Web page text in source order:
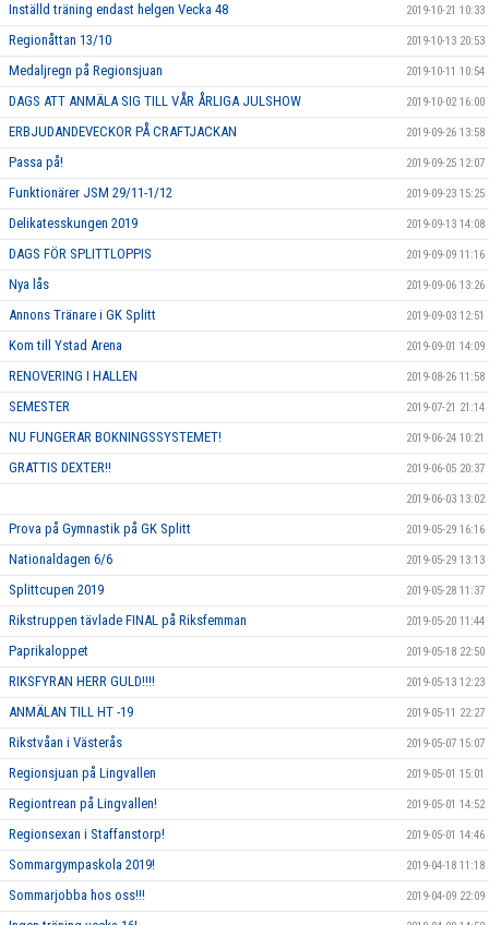
Inställd träning endast helgen Vecka 48 2019-10-21 10:33
Regionåttan 13/10 2019-10-13 20:53
Medaljregn på Regionsjuan 2019-10-11 10:54
DAGS ATT ANMÄLA SIG TILL VÅR ÅRLIGA JULSHOW 2019-10-02 16:00
ERBJUDANDEVECKOR PÅ CRAFTJACKAN 2019-09-26 13:58
Passa på! 2019-09-25 12:07
Funktionärer JSM 29/11-1/12 2019-09-23 15:25
Delikatesskungen 2019 2019-09-13 14:08
DAGS FÖR SPLITTLOPPIS 2019-09-09 11:16
Nya lås 2019-09-06 13:26
Annons Tränare i GK Splitt 2019-09-03 12:51
Kom till Ystad Arena 2019-09-01 14:09
RENOVERING I HALLEN 2019-08-26 11:58
SEMESTER 2019-07-21 21:14
NU FUNGERAR BOKNINGSSYSTEMET! 2019-06-24 10:21
GRATTIS DEXTER!! 2019-06-05 20:37
2019-06-03 13:02
Prova på Gymnastik på GK Splitt 2019-05-29 16:16
Nationaldagen 6/6 2019-05-29 13:13
Splittcupen 2019 2019-05-28 11:37
Rikstruppen tävlade FINAL på Riksfemman 2019-05-20 11:44
Paprikaloppet 2019-05-18 22:50
RIKSFYRAN HERR GULD!!!! 2019-05-13 12:23
ANMÄLAN TILL HT -19 2019-05-11 22:27
Rikstvåan i Västerås 2019-05-07 15:07
Regionsjuan på Lingvallen 2019-05-01 15:01
Regiontrean på Lingvallen! 2019-05-01 14:52
Regionsexan i Staffanstorp! 2019-05-01 14:46
Sommargympaskola 2019! 2019-04-18 11:18
Sommarjobba hos oss!!! 2019-04-09 22:09